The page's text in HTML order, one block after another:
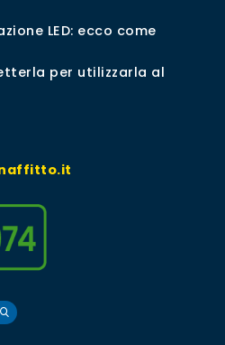
LED: ecco come
per utilizzarla al